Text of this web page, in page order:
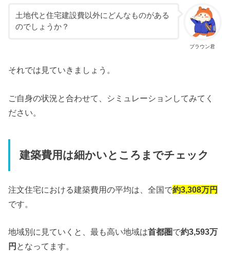
ブラウン君
土地代と住宅建設費以外にどんなものがある
のでしょうか？
それでは見ていきましょう。
ご自身の状況と合わせて、シミュレーションしてみてく
ださい。
建築費用は細かいところまでチェック
注文住宅における建築費用の平均は、全国で約3,308万円
です。
地域別に見ていくと、最も高い地域は首都圏で約3,593万
円 となってます。